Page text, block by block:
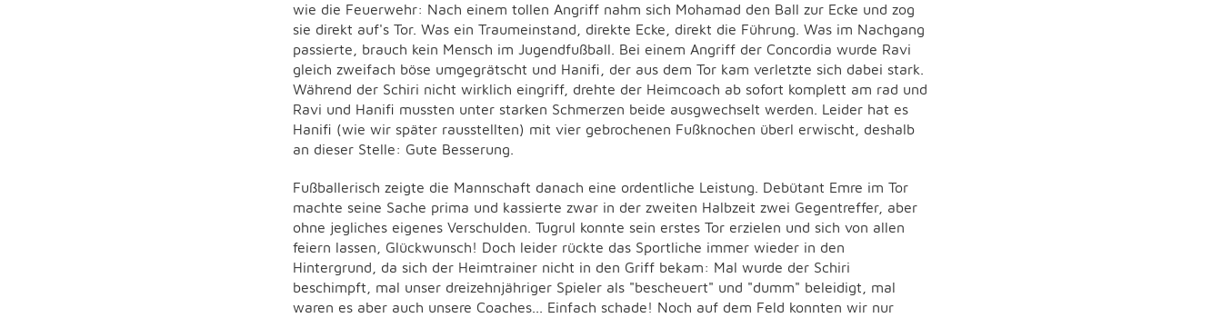
wie die Feuerwehr: Nach einem tollen Angriff nahm sich Mohamad den Ball zur Ecke und zog
sie direkt auf's Tor. Was ein Traumeinstand, direkte Ecke, direkt die Führung. Was im Nachgang
passierte, brauch kein Mensch im Jugendfußball. Bei einem Angriff der Concordia wurde Ravi
gleich zweifach böse umgegrätscht und Hanifi, der aus dem Tor kam verletzte sich dabei stark.
Während der Schiri nicht wirklich eingriff, drehte der Heimcoach ab sofort komplett am rad und
Ravi und Hanifi mussten unter starken Schmerzen beide ausgwechselt werden. Leider hat es
Hanifi (wie wir später rausstellten) mit vier gebrochenen Fußknochen überl erwischt, deshalb
an dieser Stelle: Gute Besserung.
Fußballerisch zeigte die Mannschaft danach eine ordentliche Leistung. Debütant Emre im Tor
machte seine Sache prima und kassierte zwar in der zweiten Halbzeit zwei Gegentreffer, aber
ohne jegliches eigenes Verschulden. Tugrul konnte sein erstes Tor erzielen und sich von allen
feiern lassen, Glückwunsch! Doch leider rückte das Sportliche immer wieder in den
Hintergrund, da sich der Heimtrainer nicht in den Griff bekam: Mal wurde der Schiri
beschimpft, mal unser dreizehnjähriger Spieler als "bescheuert" und "dumm" beleidigt, mal
waren es aber auch unsere Coaches... Einfach schade! Noch auf dem Feld konnten wir nur